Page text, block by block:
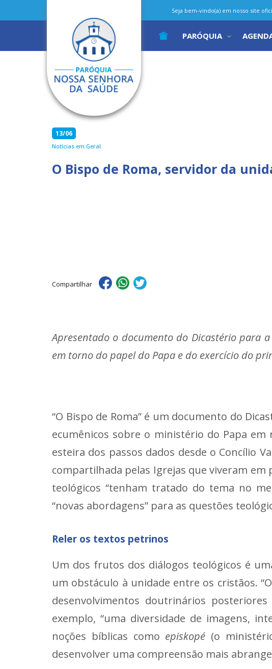
Seja bem-vindo(a) em nosso site
PARÓQUIA
13/06
Notícias em Geral
O Bispo de Roma, servidor da
Compartilhar
Apresentado o documento do Dicastério para
em torno do papel do Papa e do exercício do
“O Bispo de Roma” é um documento do
ecumênicos sobre o ministério do Papa
esteira dos passos dados desde o Concílio
compartilhada pelas Igrejas que viveram
teológicos “tenham tratado do tema no
“novas abordagens” para as questões
Reler os textos petrinos
Um dos frutos dos diálogos teológicos é
um obstáculo à unidade entre os cristãos.
desenvolvimentos doutrinários
exemplo, “uma diversidade de imagens,
noções bíblicas como episkopé (o
desenvolver uma compreensão mais